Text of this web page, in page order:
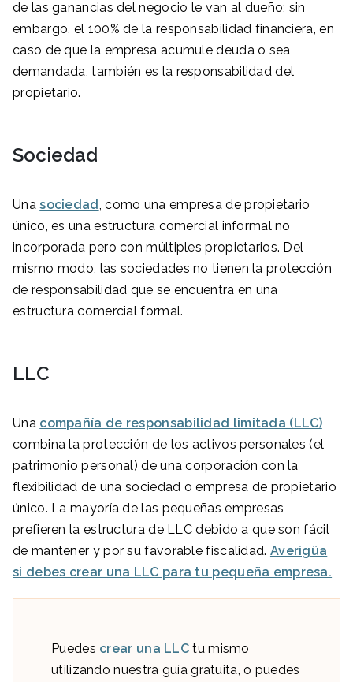
de las ganancias del negocio le van al dueño; sin
embargo, el 100% de la responsabilidad financiera, en
caso de que la empresa acumule deuda o sea
demandada, también es la responsabilidad del
propietario.
Sociedad
Unasociedad , como una empresa de propietario
único, es una estructura comercial informal no
incorporada pero con múltiples propietarios. Del
mismo modo, las sociedades no tienen la protección
de responsabilidad que se encuentra en una
estructura comercial formal.
LLC
Una compañía de responsabilidad limitada (LLC)
combina la protección de los activos personales (el
patrimonio personal) de una corporación con la
flexibilidad de una sociedad o empresa de propietario
único. La mayoría de las pequeñas empresas
prefieren la estructura de LLC debido a que son fácil
de mantener y por su favorable fiscalidad. Averigüa
si debes crear una LLC para tu pequeña empresa.
Puedes crear una LLC tu mismo
utilizando nuestra guía gratuita, o puedes